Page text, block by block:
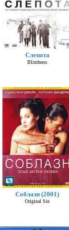
Слепота
Blindness
Соблазн (2001)
Original Sin